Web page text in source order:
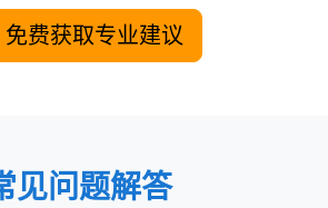
免费获取专业建议
见问题解答